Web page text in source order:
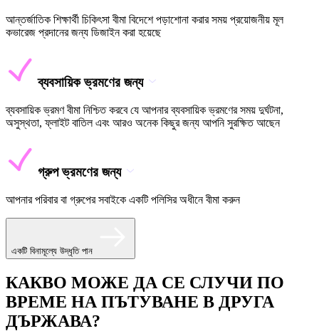
আন্তর্জাতিক শিক্ষার্থী চিকিৎসা বীমা বিদেশে পড়াশোনা করার সময় প্রয়োজনীয় মূল
কভারেজ প্রদানের জন্য ডিজাইন করা হয়েছে
ব্যবসায়িক ভ্রমণের জন্য
ব্যবসায়িক ভ্রমণ বীমা নিশ্চিত করবে যে আপনার ব্যবসায়িক ভ্রমণের সময় দুর্ঘটনা,
অসুস্থতা, ফ্লাইট বাতিল এবং আরও অনেক কিছুর জন্য আপনি সুরক্ষিত আছেন
গ্রুপ ভ্রমণের জন্য
আপনার পরিবার বা গ্রুপের সবাইকে একটি পলিসির অধীনে বীমা করুন
একটি বিনামূল্যে উদ্ধৃতি পান
КАКВО МОЖЕ ДА СЕ СЛУЧИ ПО
ВРЕМЕ НА ПЪТУВАНЕ В ДРУГА
ДЪРЖАВА?